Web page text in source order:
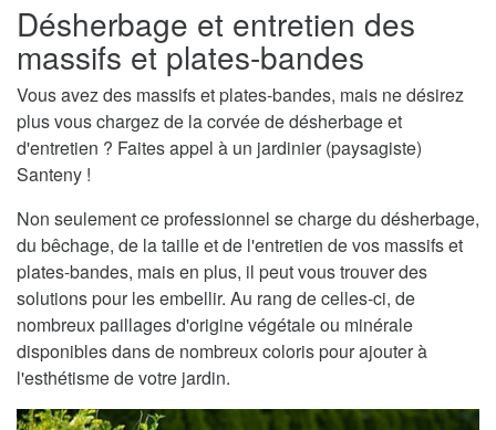
Désherbage et entretien des
massifs et plates-bandes
Vous avez des massifs et plates-bandes, mais ne désirez
plus vous chargez de la corvée de désherbage et
d'entretien ? Faites appel à un jardinier (paysagiste)
Santeny !
Non seulement ce professionnel se charge du désherbage,
du bêchage, de la taille et de l'entretien de vos massifs et
plates-bandes, mais en plus, il peut vous trouver des
solutions pour les embellir. Au rang de celles-ci, de
nombreux paillages d'origine végétale ou minérale
disponibles dans de nombreux coloris pour ajouter à
l'esthétisme de votre jardin.